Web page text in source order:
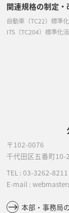
〒102-0076
千代田区五番町10-2
TEL : 03-3262-8211
E-mail :
本部・事務局
関連規格の制定・
自動車（TC22）標準
ITS（TC204）標準化